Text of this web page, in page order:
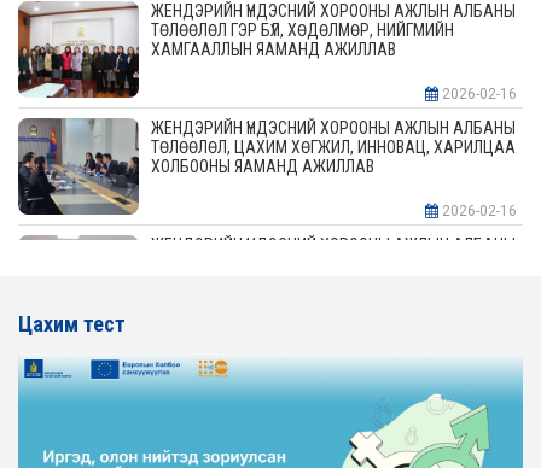
ЖЕНДЭРИЙН ҮНДЭСНИЙ ХОРООНЫ АЖЛЫН АЛБАНЫ
ТӨЛӨӨЛӨЛ ГЭР БҮЛ, ХӨДӨЛМӨР, НИЙГМИЙН
ХАМГААЛЛЫН ЯАМАНД АЖИЛЛАВ
2026-02-16
ЖЕНДЭРИЙН ҮНДЭСНИЙ ХОРООНЫ АЖЛЫН АЛБАНЫ
ТӨЛӨӨЛӨЛ, ЦАХИМ ХӨГЖИЛ, ИННОВАЦ, ХАРИЛЦАА
ХОЛБООНЫ ЯАМАНД АЖИЛЛАВ
2026-02-16
ЖЕНДЭРИЙН ҮНДЭСНИЙ ХОРООНЫ АЖЛЫН АЛБАНЫ
ЖЕНДЭРИЙН ҮНДЭСНИЙ ХОРООНЫ АЖЛЫН АЛБАНЫ
ТӨЛӨӨЛӨЛ ХОТ БАЙГУУЛАЛТ, БАРИЛГА, ОРОН
СУУЦЖУУЛАЛТЫН ЯАМАНД АЖИЛЛАВ
2026-02-16
Цахим тест